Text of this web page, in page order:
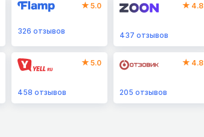
5.0
326 отзывов
4.8
437 отзывов
5.0
458 отзывов
4.8
205 отзывов